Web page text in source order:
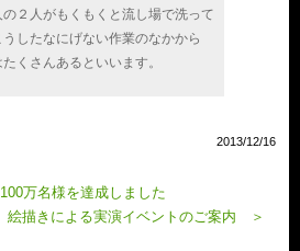
２人がもくもくと流し場で洗って
したなにげない作業のなかから
くさんあるといいます。
2013/12/16
万名様を達成しました
描きによる実演イベントのご案内 ＞